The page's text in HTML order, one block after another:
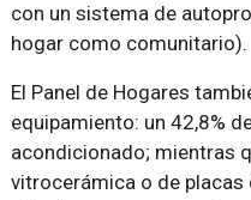
con un sistema de
hogar como comunitario).
El Panel de Hogares
equipamiento: un 42,8%
acondicionado; mientras
vitrocerámica o de placas